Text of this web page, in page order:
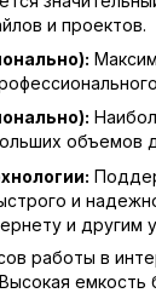
и проектов.
объемов
и
и другим
работы в
емкость